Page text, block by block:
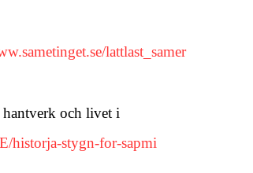
lattlast_samer
och livet i
historja-stygn-for-sapmi